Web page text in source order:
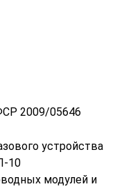
2009/05646
устройства
10
модулей и